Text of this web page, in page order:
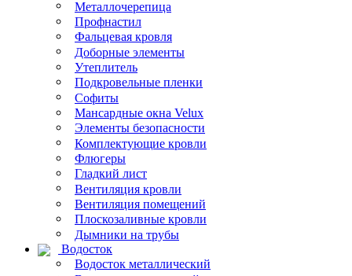
Металлочерепица
Профнастил
Фальцевая кровля
Доборные элементы
Утеплитель
Подкровельные пленки
Софиты
Мансардные окна Velux
Элементы безопасности
Комплектующие кровли
Флюгеры
Гладкий лист
Вентиляция кровли
Вентиляция помещений
Плоскозаливные кровли
Дымники на трубы
Водосток
Водосток металлический